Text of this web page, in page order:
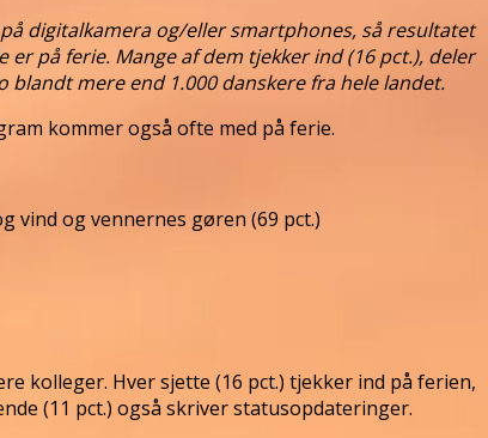
digitalkamera og/eller smartphones, så resultatet
på ferie. Mange af dem tjekker ind (16 pct.), deler
mere end 1.000 danskere fra hele landet.
kommer også ofte med på ferie.
vind og vennernes gøren (69 pct.)
kolleger. Hver sjette (16 pct.) tjekker ind på ferien,
(11 pct.) også skriver statusopdateringer.